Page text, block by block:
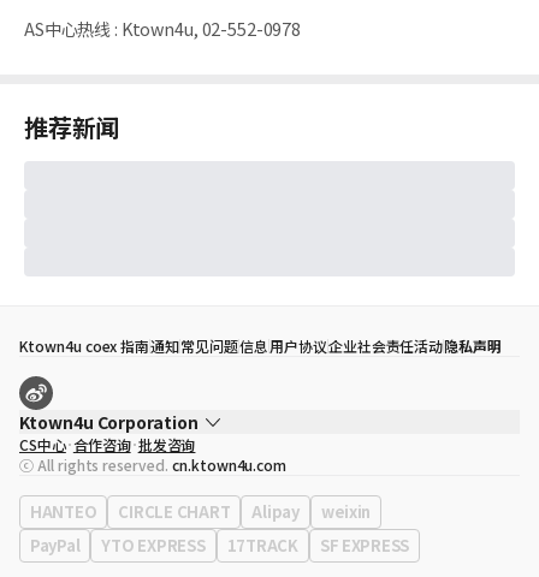
AS中心热线 : Ktown4u, 02-552-0978
推荐新闻
Ktown4u coex 指南通知常见问题信息用户协议企业社会责任活动隐私声明
Ktown4u Corporation
代表
宋効珉
营业执照 120-87-71116
公司地址 首尔特别市 江南区 岭东大路 513号 3楼 （三成洞， coex)
CS中心 合作咨询 批发咨询
ⓒ All rights reserved. cn.ktown4u.com
HANTEO CIRCLE CHART Alipay
weixin
PayPal
YTO EXPRESS 17TRACK SF EXPRESS